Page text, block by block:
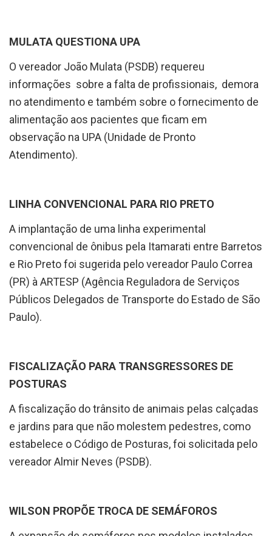
MULATA QUESTIONA UPA
O vereador João Mulata (PSDB) requereu
informações sobre a falta de profissionais, demora
no atendimento e também sobre o fornecimento de
alimentação aos pacientes que ficam em
observação na UPA (Unidade de Pronto
Atendimento).
LINHA CONVENCIONAL PARA RIO PRETO
A implantação de uma linha experimental
convencional de ônibus pela Itamarati entre Barretos
e Rio Preto foi sugerida pelo vereador Paulo Correa
(PR) à ARTESP (Agência Reguladora de Serviços
Públicos Delegados de Transporte do Estado de São
Paulo).
FISCALIZAÇÃO PARA TRANSGRESSORES DE
POSTURAS
A fiscalização do trânsito de animais pelas calçadas
e jardins para que não molestem pedestres, como
estabelece o Código de Posturas, foi solicitada pelo
vereador Almir Neves (PSDB).
WILSON PROPÕE TROCA DE SEMÁFOROS